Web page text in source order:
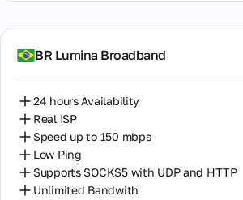
BR Lumina Broadband
24 hours Availability
Real ISP
Speed up to 150 mbps
Low Ping
Supports SOCKS5 with UDP and HTTP
Unlimited Bandwith